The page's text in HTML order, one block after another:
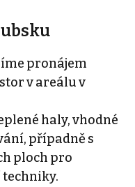
pronájem
v areálu v
haly, vhodné
případně s
ploch pro